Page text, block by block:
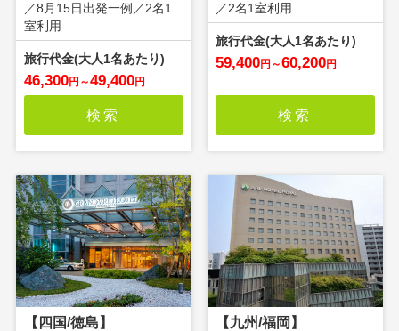
46,300円 ～49,400円
／8月15日出発一例／2名1
室利用
検索
59,400円 ～60,200円
／2名1室利用
検索
【四国/徳島】
【九州/福岡】